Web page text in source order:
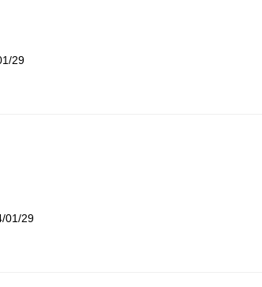
29
29